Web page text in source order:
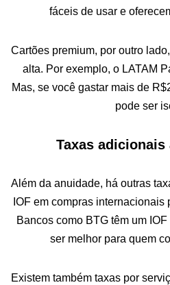
fáceis de usar e
Cartões premium, por outro
alta. Por exemplo, o LATAM
Mas, se você gastar mais de
pode ser
Taxas
Além da anuidade, há outras
IOF em compras
Bancos como BTG têm um
ser melhor para quem
Existem também taxas por